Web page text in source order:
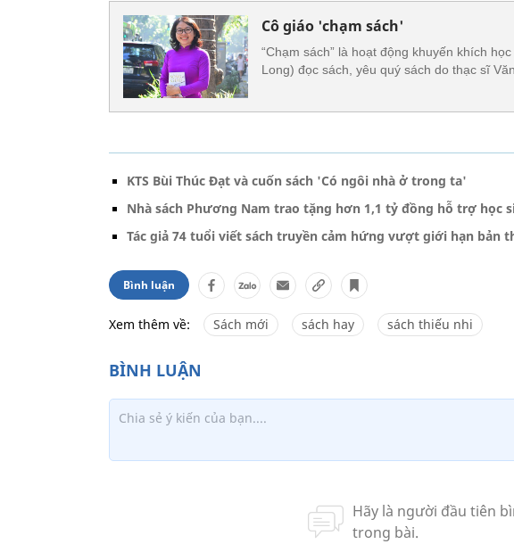
Cô giáo 'chạm sách'
“Chạm sách” là hoạt động khuyến khích
Long) đọc sách, yêu quý sách do thạc sĩ
KTS Bùi Thúc Đạt và cuốn sách 'Có ngôi nhà ở trong ta'
Nhà sách Phương Nam trao tặng hơn 1,1 tỷ đồng hỗ trợ học
Tác giả 74 tuổi viết sách truyền cảm hứng vượt giới hạn bản
Bình luận
Xem thêm về: Sách mới sách hay sách thiếu nhi